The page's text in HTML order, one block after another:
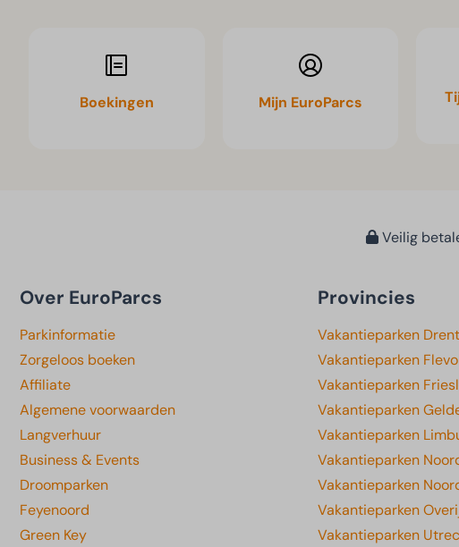
Boekingen Mijn EuroParcs
Veilig
Over EuroParcs
Parkinformatie
Zorgeloos boeken
Affiliate
Algemene voorwaarden
Langverhuur
Business & Events
Droomparken
Feyenoord
Green Key
Provincies
Vakantieparken
Vakantieparken
Vakantieparken
Vakantieparken
Vakantieparken
Vakantieparken
Vakantieparken
Vakantieparken
Vakantieparken